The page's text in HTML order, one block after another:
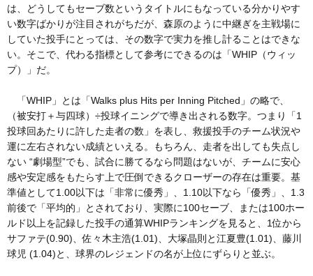
は、どうしてもセーブ数というタイトルにもなっている分かりやす
い数字ばかりが注目されがちだが、森原のように中継ぎを主戦場に
していた投手にとっては、その数字で実力を推し計ることはできな
い。そこで、代わる指標として参考にできるのは「WHIP（ウィッ
プ）」だ。
「WHIP」とは「Walks plus Hits per Inning Pitched」の略で、
（被安打＋与四球）÷投球イニングで導き出される数字。つまり「1
投球回あたりに許した走者の数」を表し、救援投手のチーム状況や
運に左右されない成績といえる。もちろん、走者を出しても失点し
ない “劇場型”でも、試合に勝てるなら問題はないが、チームに安心
感や安定感をもたらす上で圧倒できるクローザーの存在は重要。基
準値として1.00以下は「非常に優秀」、1.10以下なら「優秀」、1.3
前後で「平均的」とされており、実際に100セーブ、または100ホー
ルド以上を記録した投手の通算WHIPランキングを見ると、1位から
サファテ(0.90)、佐々木主浩(1.01)、大塚晶則と江夏豊(1.01)、藤川
球児 (1.04)と、球界のレジェンドの名が上位にずらりと並ぶ。